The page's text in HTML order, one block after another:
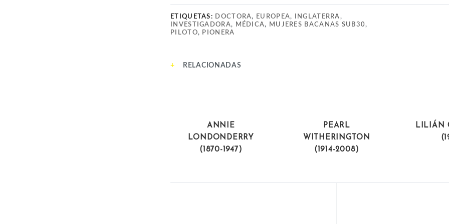
ETIQUETAS: DOCTORA, EUROPEA, INGLATERRA,
INVESTIGADORA, MÉDICA, MUJERES BACANAS SUB30,
PILOTO, PIONERA
RELACIONADAS
ANNIE
LONDONDERRY
(1870-1947)
PEARL
WITHERINGTON
(1914-2008)
LILIÁN